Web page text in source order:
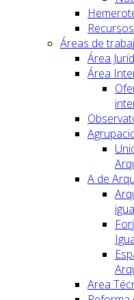
Áreas de
Área
Área
A de
Area